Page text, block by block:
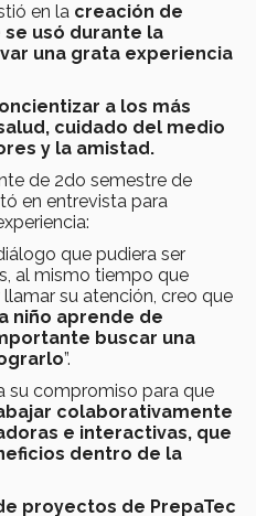
en la creación de
usó durante la
una grata experiencia
a los más
cuidado del medio
y la amistad.
de 2do semestre de
en entrevista para
que pudiera ser
al mismo tiempo que
su atención, creo que
niño aprende de
buscar una
”.
su compromiso para que
colaborativamente
e interactivas, que
dentro de la
proyectos de PrepaTec